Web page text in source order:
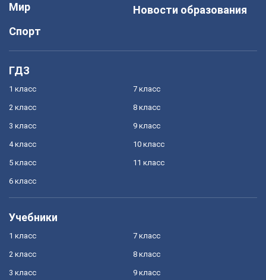
Мир
Спорт
Новости образования
ГДЗ
1 класс
2 класс
3 класс
4 класс
5 класс
6 класс
7 класс
8 класс
9 класс
10 класс
11 класс
Учебники
1 класс
2 класс
3 класс
7 класс
8 класс
9 класс